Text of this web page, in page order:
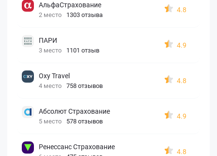
АльфаСтрахование
2 место 1303 отзыва
4.8
ПАРИ
3 место 1101 отзыв
4.9
Oxy Travel
4 место 758 отзывов
4.8
Абсолют Страхование
5 место 578 отзывов
4.9
Ренессанс Страхование
4.8